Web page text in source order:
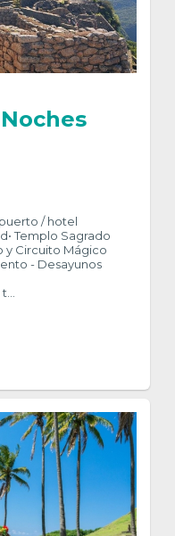
/ hotel
Templo Sagrado
y Circuito Mágico
- Desayunos